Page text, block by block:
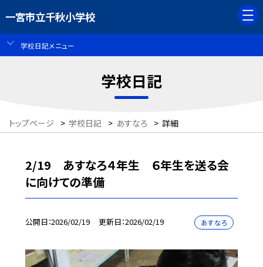
一宮市立千秋小学校
学校日記メニュー
学校日記
トップページ > 学校日記 > あすなろ > 詳細
2/19 あすなろ４年生 ６年生を送る会
に向けての準備
公開日 2026/02/19 更新日 2026/02/19 あすなろ